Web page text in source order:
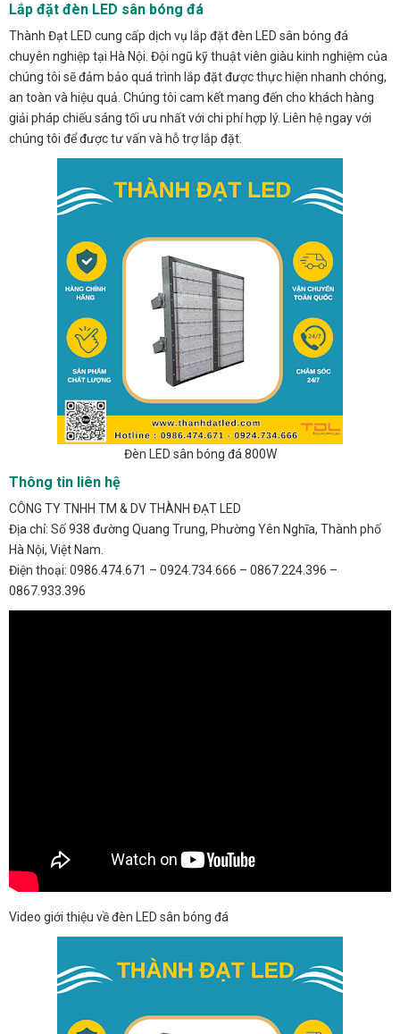
Lắp đặt đèn LED sân bóng đá
Thành Đạt LED cung cấp dịch vụ lắp đặt đèn LED sân bóng đá
chuyên nghiệp tại Hà Nội. Đội ngũ kỹ thuật viên giàu kinh nghiệm của
chúng tôi sẽ đảm bảo quá trình lắp đặt được thực hiện nhanh chóng,
an toàn và hiệu quả. Chúng tôi cam kết mang đến cho khách hàng
giải pháp chiếu sáng tối ưu nhất với chi phí hợp lý. Liên hệ ngay với
chúng tôi để được tư vấn và hỗ trợ lắp đặt.
Đèn LED sân bóng đá 800W
Thông tin liên hệ
CÔNG TY TNHH TM & DV THÀNH ĐẠT LED
Địa chỉ: Số 938 đường Quang Trung, Phường Yên Nghĩa, Thành phố
Hà Nội, Việt Nam.
Điện thoại: 0986.474.671 – 0924.734.666 – 0867.224.396 –
0867.933.396
Video giới thiệu về đèn LED sân bóng đá